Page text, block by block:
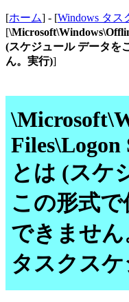
[ホーム] - [Windows タス
[
(スケジュール データを
ん。実行)]
Files\Logon
とは (スケ
この形式
できません
タスクス